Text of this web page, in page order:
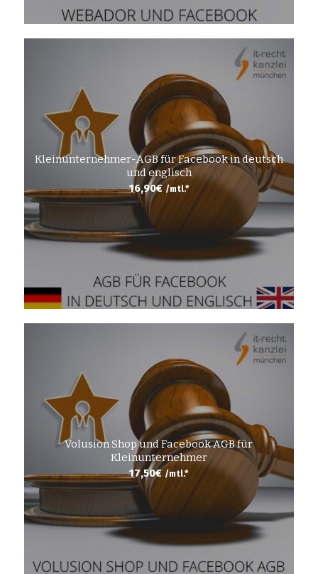
Kleinunternehmer-AGB für Facebook in deutsch
und englisch
16,90€ /mtl.*
Volusion Shop und Facebook AGB für
Kleinunternehmer
17,50€ /mtl.*